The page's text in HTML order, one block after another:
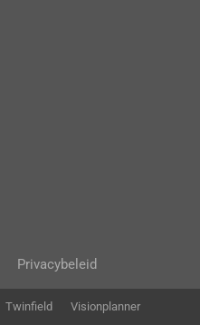
Privacybeleid
Twinfield Visionplanner